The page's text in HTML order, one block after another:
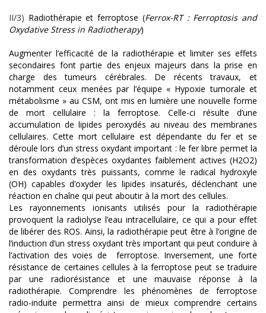
II/3) Radiothérapie et ferroptose (Ferrox-RT : Ferroptosis and
Oxydative Stress in Radiotherapy)
Augmenter l’efficacité de la radiothérapie et limiter ses effets
secondaires font partie des enjeux majeurs dans la prise en
charge des tumeurs cérébrales. De récents travaux, et
notamment ceux menées par l’équipe « Hypoxie tumorale et
métabolisme » au CSM, ont mis en lumière une nouvelle forme
de mort cellulaire : la ferroptose. Celle-ci résulte d’une
accumulation de lipides peroxydés au niveau des membranes
cellulaires. Cette mort cellulaire est dépendante du fer et se
déroule lors d’un stress oxydant important : le fer libre permet la
transformation d’espèces oxydantes faiblement actives (H2O2)
en des oxydants très puissants, comme le radical hydroxyle
(OH) capables d’oxyder les lipides insaturés, déclenchant une
réaction en chaîne qui peut aboutir à la mort des cellules.
Les rayonnements ionisants utilisés pour la radiothérapie
provoquent la radiolyse l’eau intracellulaire, ce qui a pour effet
de libérer des ROS. Ainsi, la radiothérapie peut être à l’origine de
l’induction d’un stress oxydant très important qui peut conduire à
l’activation des voies de ferroptose. Inversement, une forte
résistance de certaines cellules à la ferroptose peut se traduire
par une radiorésistance et une mauvaise réponse à la
radiothérapie. Comprendre les phénomènes de ferroptose
radio-induite permettra ainsi de mieux comprendre certains